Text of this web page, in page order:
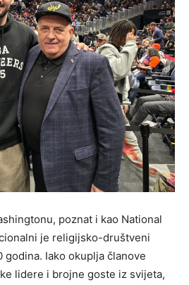
poznat i kao National
je religijsko-društveni
godina. Iako okuplja članove
lidere i brojne goste iz svijeta,